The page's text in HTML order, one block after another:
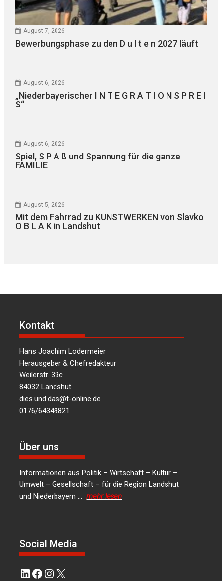
August 7, 2026
Bewerbungsphase zu den D u l t e n 2027 läuft
August 6, 2026
„Niederbayerischer I N T E G R A T I O N S P R E I
S“
August 6, 2026
Spiel, S P A ß und Spannung für die ganze
FAMILIE
August 5, 2026
Mit dem Fahrrad zu KUNSTWERKEN von Slavko
O B L A K in Landshut
Kontakt
Hans Joachim Lodermeier
Herausgeber & Chefredakteur
Weilerstr. 39c
84032 Landshut
dies.und.das@t-online.de
0176/64349821
Über uns
Informationen aus Politik – Wirtschaft – Kultur –
Umwelt – Gesellschaft – für die Region Landshut
und Niederbayern …mehr lesen
Social Media
LinkedIn
Facebook
Instagram
X